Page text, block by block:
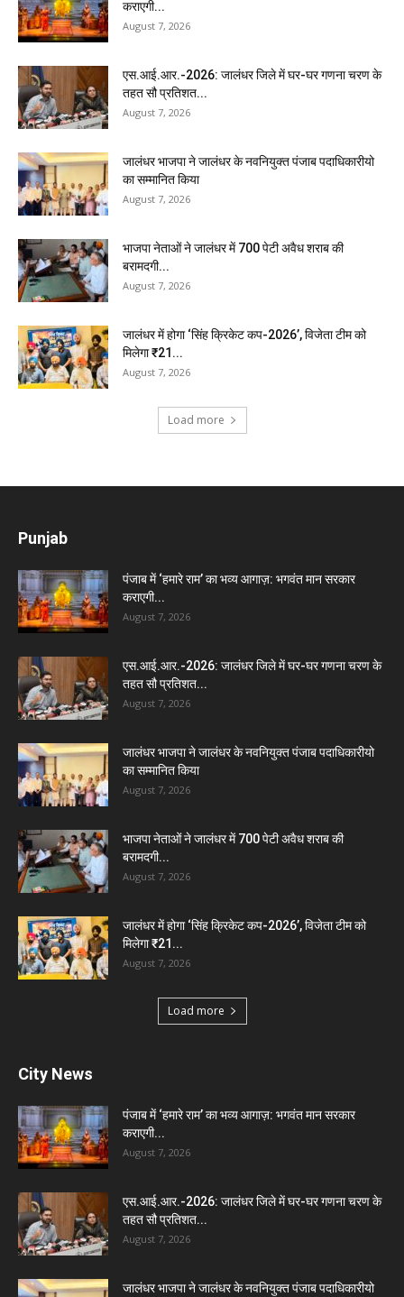
कराएगी...
August 7, 2026
एस.आई.आर.-2026: जालंधर जिले में घर-घर गणना चरण के
तहत सौ प्रतिशत...
August 7, 2026
जालंधर भाजपा ने जालंधर के नवनियुक्त पंजाब पदाधिकारीयो
का सम्मानित किया
August 7, 2026
भाजपा नेताओं ने जालंधर में 700 पेटी अवैध शराब की
बरामदगी...
August 7, 2026
जालंधर में होगा ‘सिंह क्रिकेट कप-2026’, विजेता टीम को
मिलेगा ₹21...
August 7, 2026
Load more
Punjab
पंजाब में ‘हमारे राम’ का भव्य आगाज़: भगवंत मान सरकार
कराएगी...
August 7, 2026
एस.आई.आर.-2026: जालंधर जिले में घर-घर गणना चरण के
तहत सौ प्रतिशत...
August 7, 2026
जालंधर भाजपा ने जालंधर के नवनियुक्त पंजाब पदाधिकारीयो
का सम्मानित किया
August 7, 2026
भाजपा नेताओं ने जालंधर में 700 पेटी अवैध शराब की
बरामदगी...
August 7, 2026
जालंधर में होगा ‘सिंह क्रिकेट कप-2026’, विजेता टीम को
मिलेगा ₹21...
August 7, 2026
Load more
City News
पंजाब में ‘हमारे राम’ का भव्य आगाज़: भगवंत मान सरकार
कराएगी...
August 7, 2026
एस.आई.आर.-2026: जालंधर जिले में घर-घर गणना चरण के
तहत सौ प्रतिशत...
August 7, 2026
जालंधर भाजपा ने जालंधर के नवनियुक्त पंजाब पदाधिकारीयो